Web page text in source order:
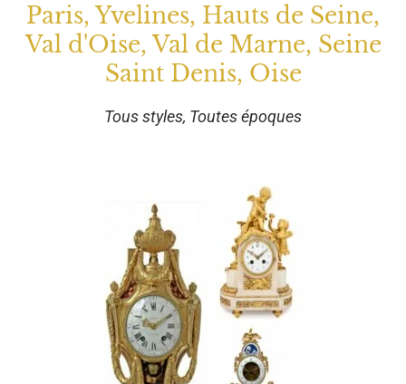
Paris, Yvelines, Hauts de Seine,
Val d'Oise, Val de Marne, Seine
Saint Denis, Oise
Tous styles, Toutes époques